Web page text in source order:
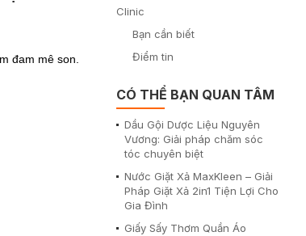
đam mê son.
Clinic
Bạn cần biết
Điểm tin
CÓ THỂ BẠN QUAN TÂM
Dầu Gội Dược Liệu Nguyên
Vương: Giải pháp chăm sóc
tóc chuyên biệt
Nước Giặt Xả MaxKleen – Giải
Pháp Giặt Xả 2in1 Tiện Lợi Cho
Gia Đình
Giấy Sấy Thơm Quần Áo